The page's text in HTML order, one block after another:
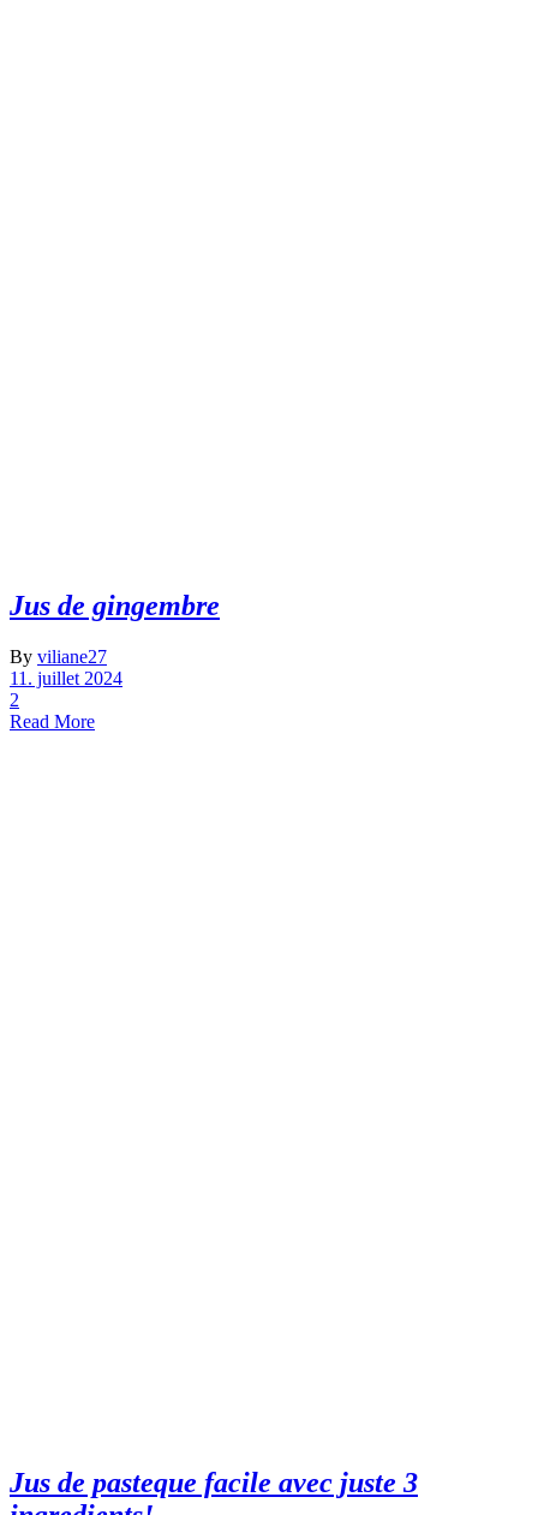
Jus de gingembre
By viliane27
11. juillet 2024
2
Read More
Jus de pasteque facile avec juste 3